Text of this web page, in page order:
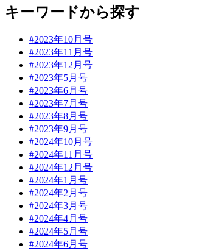
キーワードから探す
#2023年10月号
#2023年11月号
#2023年12月号
#2023年5月号
#2023年6月号
#2023年7月号
#2023年8月号
#2023年9月号
#2024年10月号
#2024年11月号
#2024年12月号
#2024年1月号
#2024年2月号
#2024年3月号
#2024年4月号
#2024年5月号
#2024年6月号